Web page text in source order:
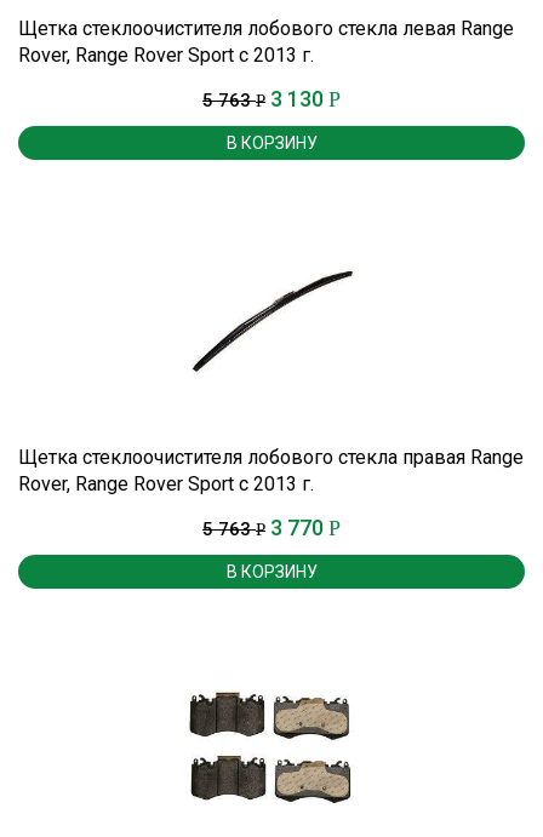
Щетка стеклоочистителя лобового стекла левая Range
Rover, Range Rover Sport с 2013 г.
5 763Р 3 130 Р
В КОРЗИНУ
Щетка стеклоочистителя лобового стекла правая Range
Rover, Range Rover Sport с 2013 г.
5 763Р 3 770 Р
В КОРЗИНУ